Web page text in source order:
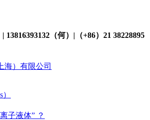
13816393132（何）|（+86）21 38228895
子液体” ？